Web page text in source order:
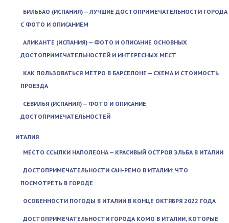
БИЛЬБАО (ИСПАНИЯ) — ЛУЧШИЕ ДОСТОПРИМЕЧАТЕЛЬНОСТИ ГОРОДА
С ФОТО И ОПИСАНИЕМ
АЛИКАНТЕ (ИСПАНИЯ) — ФОТО И ОПИСАНИЕ ОСНОВНЫХ
ДОСТОПРИМЕЧАТЕЛЬНОСТЕЙ И ИНТЕРЕСНЫХ МЕСТ
КАК ПОЛЬЗОВАТЬСЯ МЕТРО В БАРСЕЛОНЕ — СХЕМА И СТОИМОСТЬ
ПРОЕЗДА
СЕВИЛЬЯ (ИСПАНИЯ) — ФОТО И ОПИСАНИЕ
ДОСТОПРИМЕЧАТЕЛЬНОСТЕЙ
ИТАЛИЯ
МЕСТО ССЫЛКИ НАПОЛЕОНА — КРАСИВЫЙ ОСТРОВ ЭЛЬБА В ИТАЛИИ
ДОСТОПРИМЕЧАТЕЛЬНОСТИ САН-РЕМО В ИТАЛИИ: ЧТО
ПОСМОТРЕТЬ В ГОРОДЕ
ОСОБЕННОСТИ ПОГОДЫ В ИТАЛИИ В КОНЦЕ ОКТЯБРЯ 2022 ГОДА
ДОСТОПРИМЕЧАТЕЛЬНОСТИ ГОРОДА КОМО В ИТАЛИИ, КОТОРЫЕ